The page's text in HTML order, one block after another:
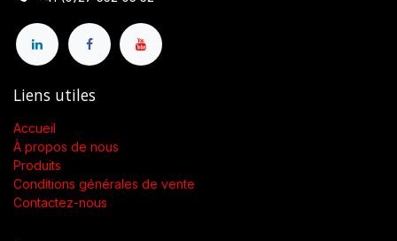
Liens utiles
Accueil
À propos de nous
Produits
Conditions générales de vente
Contactez-nous